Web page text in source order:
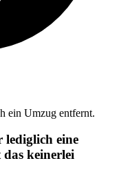
ein Umzug entfernt.
lediglich eine
keinerlei